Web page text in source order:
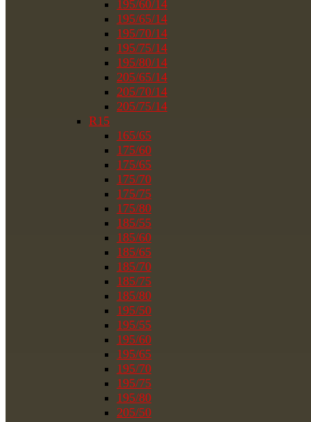
195/60/14
195/65/14
195/70/14
195/75/14
195/80/14
205/65/14
205/70/14
205/75/14
R15
165/65
175/60
175/65
175/70
175/75
175/80
185/55
185/60
185/65
185/70
185/75
185/80
195/50
195/55
195/60
195/65
195/70
195/75
195/80
205/50